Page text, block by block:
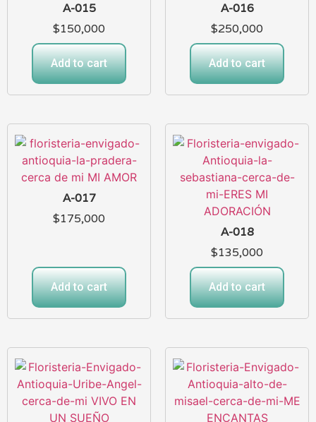
A-015
$150,000
Add to cart
A-016
$250,000
Add to cart
A-017
$175,000
Add to cart
A-018
$135,000
Add to cart